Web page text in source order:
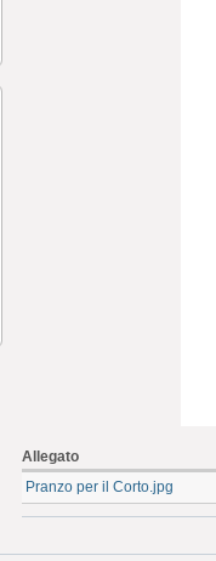
Allegato
Pranzo per il Corto.jpg